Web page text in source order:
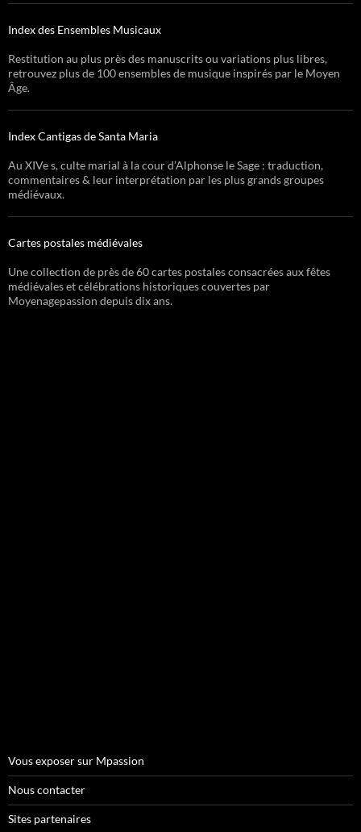
Index des Ensembles Musicaux
Restitution au plus près des manuscrits ou variations plus libres,
retrouvez plus de 100 ensembles de musique inspirés par le Moyen
Âge.
Index Cantigas de Santa Maria
Au XIVe s, culte marial à la cour d’Alphonse le Sage : traduction,
commentaires & leur interprétation par les plus grands groupes
médiévaux.
Cartes postales médiévales
Une collection de près de 60 cartes postales consacrées aux fêtes
médiévales et célébrations historiques couvertes par
Moyenagepassion depuis dix ans.
Vous exposer sur Mpassion
Nous contacter
Sites partenaires